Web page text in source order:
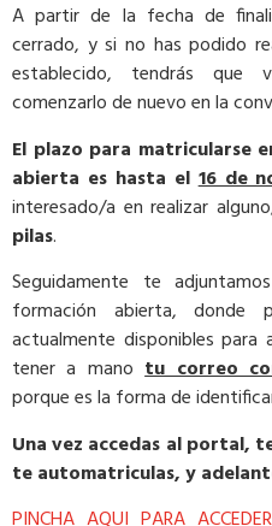
A partir de la fecha de
cerrado, y si no has podido
establecido, tendrás que
comenzarlo de nuevo en la
El plazo para matricularse
abierta es hasta el16 de
interesado/a en realizar
pilas.
Seguidamente te
formación abierta, donde
actualmente disponibles para
tener a manotu correo
porque es la forma de
Una vez accedas al portal,
te automatriculas, y